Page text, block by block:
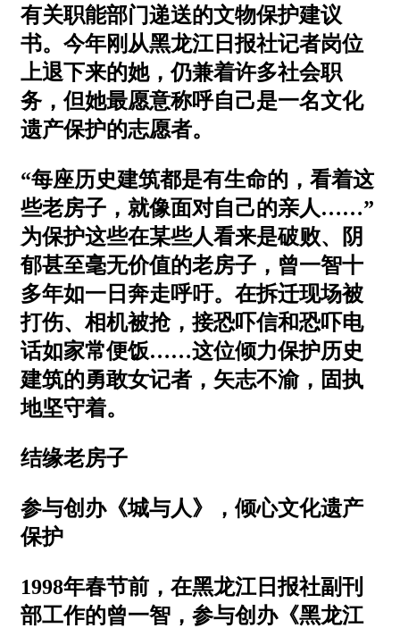
有关职能部门递送的文物保护建议
书。今年刚从黑龙江日报社记者岗位
上退下来的她，仍兼着许多社会职
务，但她最愿意称呼自己是一名文化
遗产保护的志愿者。
“每座历史建筑都是有生命的，看着这
些老房子，就像面对自己的亲人……”
为保护这些在某些人看来是破败、阴
郁甚至毫无价值的老房子，曾一智十
多年如一日奔走呼吁。在拆迁现场被
打伤、相机被抢，接恐吓信和恐吓电
话如家常便饭……这位倾力保护历史
建筑的勇敢女记者，矢志不渝，固执
地坚守着。
结缘老房子
参与创办《城与人》，倾心文化遗产
保护
1998年春节前，在黑龙江日报社副刊
部工作的曾一智，参与创办《黑龙江